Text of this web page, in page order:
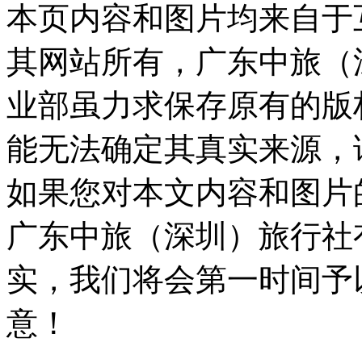
本页内容和图片均来自
其网站所有，广东中旅
业部虽力求保存原有的
能无法确定其真实来源
如果您对本文内容和图
广东中旅（深圳）旅行
实，我们将会第一时间
意！